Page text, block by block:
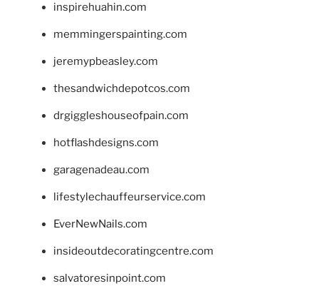
inspirehuahin.com
memmingerspainting.com
jeremypbeasley.com
thesandwichdepotcos.com
drgiggleshouseofpain.com
hotflashdesigns.com
garagenadeau.com
lifestylechauffeurservice.com
EverNewNails.com
insideoutdecoratingcentre.com
salvatoresinpoint.com